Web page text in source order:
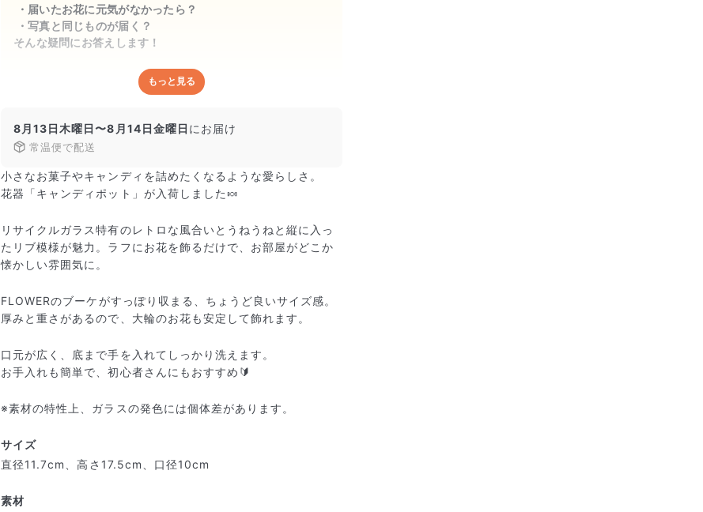
届いたお花に元気がなかったら？
写真と同じものが届く？
そんな疑問にお答えします！
どんな梱包で届くの？
ボックスに丁寧に梱包してお届けしています。きゅっとまとめ
られて一見窮屈そうに見えますが、輸送中の衝撃による折れや
もっと見る
8月13日木曜日〜8月14日金曜日 にお届け
常温便で配送
小さなお菓子やキャンディを詰めたくなるような愛らしさ。
花器「キャンディポット」が入荷しました🍬
リサイクルガラス特有のレトロな風合いとうねうねと縦に入っ
たリブ模様が魅力。ラフにお花を飾るだけで、お部屋がどこか
懐かしい雰囲気に。
FLOWERのブーケがすっぽり収まる、ちょうど良いサイズ感。
厚みと重さがあるので、大輪のお花も安定して飾れます。
口元が広く、底まで手を入れてしっかり洗えます。
お手入れも簡単で、初心者さんにもおすすめ🔰
※素材の特性上、ガラスの発色には個体差があります。
サイズ
直径11.7cm、高さ17.5cm、口径10cm
素材